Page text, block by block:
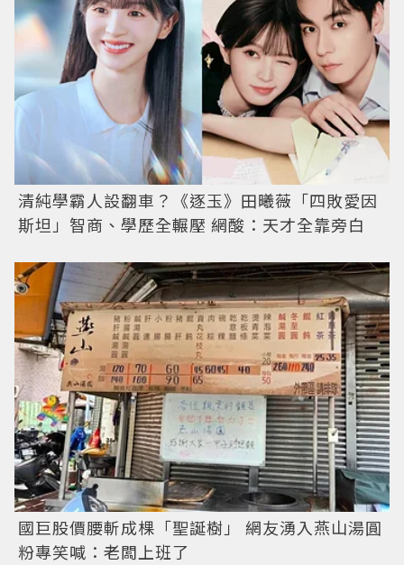
清純學霸人設翻車？《逐玉》田曦薇「四敗愛因
斯坦」智商、學歷全輾壓 網酸：天才全靠旁白
國巨股價腰斬成棵「聖誕樹」 網友湧入燕山湯圓
粉專笑喊：老闆上班了